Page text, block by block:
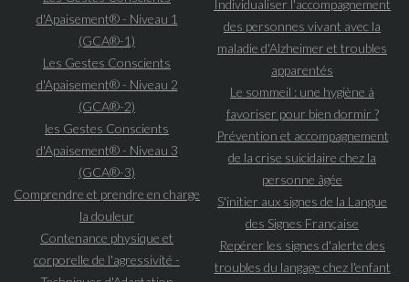
d'Apaisement® - Niveau 1
(GCA®-1)
Les Gestes Conscients
d'Apaisement® - Niveau 2
(GCA®-2)
les Gestes Conscients
d'Apaisement® - Niveau 3
(GCA®-3)
Comprendre et prendre en charge
la douleur
Contenance physique et
corporelle de l'agressivité -
Individualiser l'accompagnement
des personnes vivant avec la
maladie d'Alzheimer et troubles
apparentés
Le sommeil : une hygiène à
favoriser pour bien dormir ?
Prévention et accompagnement
de la crise suicidaire chez la
personne âgée
S'initier aux signes de la Langue
des Signes Française
Repérer les signes d'alerte des
troubles du langage chez l'enfant